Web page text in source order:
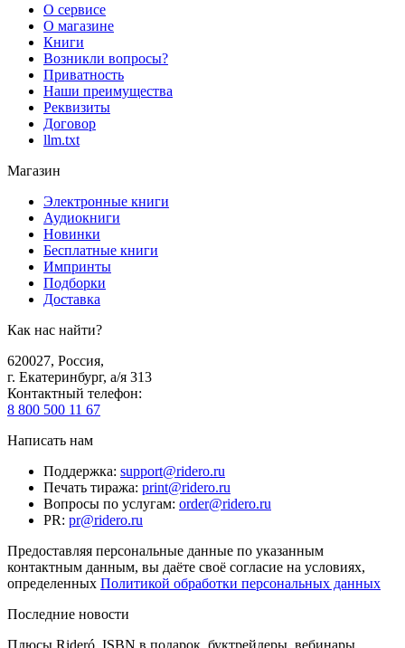
О сервисе
О магазине
Книги
Возникли вопросы?
Приватность
Наши преимущества
Реквизиты
Договор
llm.txt
Магазин
Электронные книги
Аудиокниги
Новинки
Бесплатные книги
Импринты
Подборки
Доставка
Как нас найти?
620027, Россия,
г. Екатеринбург, а/я 313
Контактный телефон:
8 800 500 11 67
Написать нам
Поддержка: support@ridero.ru
Печать тиража: print@ridero.ru
Вопросы по услугам: order@ridero.ru
PR: pr@ridero.ru
Предоставляя персональные данные по указанным
контактным данным, вы даёте своё согласие на условиях,
определенных Политикой обработки персональных данных
Последние новости
Плюсы Rideró, ISBN в подарок, буктрейлеры, вебинары